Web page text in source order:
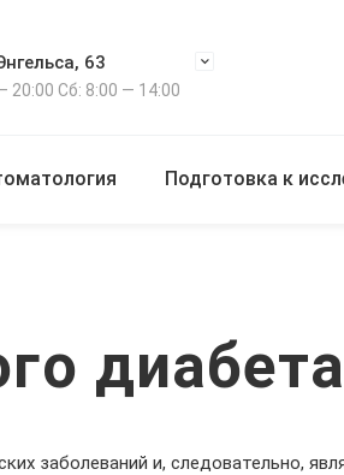
63
20:00 Сб: 8:00 — 14:00
Подготовка к
диабета
заболеваний и, следовательно,